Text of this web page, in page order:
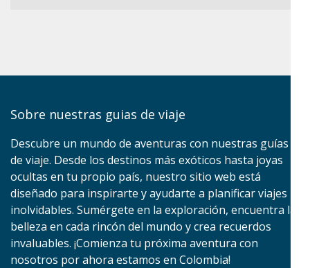
Sobre nuestras guias de viaje
Descubre un mundo de aventuras con nuestras guías
de viaje. Desde los destinos más exóticos hasta joyas
ocultas en tu propio país, nuestro sitio web está
diseñado para inspirarte y ayudarte a planificar viajes
inolvidables. Sumérgete en la exploración, encuentra la
belleza en cada rincón del mundo y crea recuerdos
invaluables. ¡Comienza tu próxima aventura con
nosotros por ahora estamos en Colombia!